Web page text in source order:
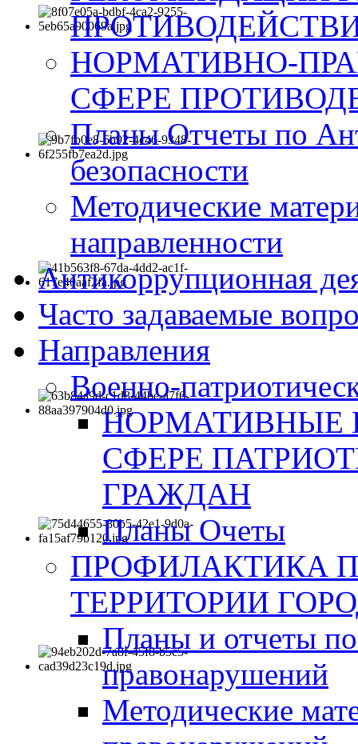
НОРМАТИВНО-
СФЕРЕ
Планы Отчеты по
безопасности
Методические
направленности
Антикоррупционная
Часто задаваемые
Направления
Военно-
НОРМАТИВНЫЕ
СФЕРЕ
ГРАЖДАН
Планы Очеты
ПРОФИЛАКТИКА
ТЕРРИТОРИИ
Планы и отчеты
правонарушений
Методические